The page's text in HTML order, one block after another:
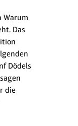
Warum
Das
Dödels
die